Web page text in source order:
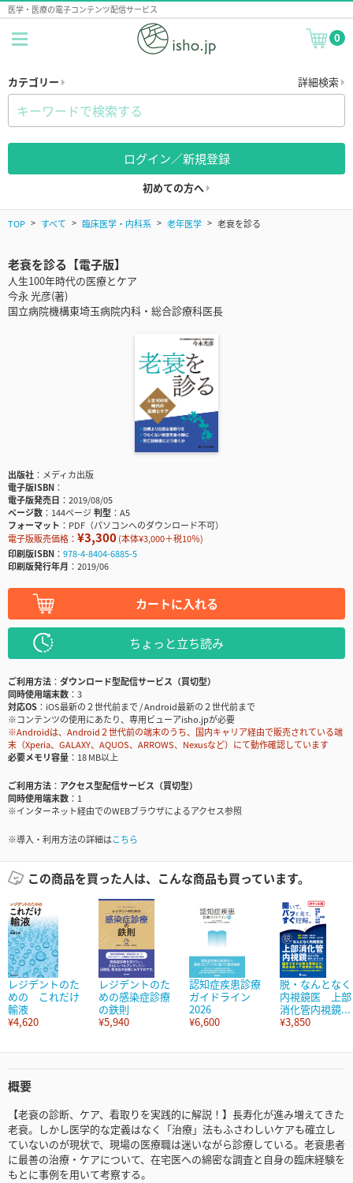
医学・医療の電子コンテンツ配信サービス
0
カテゴリー 詳細検索
ログイン／新規登録
初めての方へ
TOP すべて 臨床医学・内科系 老年医学 老衰を診る
老衰を診る【電子版】
人生100年時代の医療とケア
今永 光彦(著)
国立病院機構東埼玉病院内科・総合診療科医長
出版社
メディカ出版
電子版ISBN
電子版発売日
2019/08/05
ページ数
144ページ判型
A5
フォーマット
PDF（パソコンへのダウンロード不可）
電子版販売価格： ¥3,300(本体¥3,000＋税10％)
印刷版ISBN
978-4-8404-6885-5
印刷版発行年月
2019/06
カートに入れる
ちょっと立ち読み
ご利用方法
ダウンロード型配信サービス（買切型）
同時使用端末数
3
対応OS
iOS最新の２世代前まで / Android最新の２世代前まで
※コンテンツの使用にあたり、専用ビューアisho.jpが必要
※Androidは、Android２世代前の端末のうち、国内キャリア経由で販売されている端
末（Xperia、GALAXY、AQUOS、ARROWS、Nexusなど）にて動作確認しています
必要メモリ容量
18 MB以上
ご利用方法
アクセス型配信サービス（買切型）
同時使用端末数
1
※インターネット経由でのWEBブラウザによるアクセス参照
※導入・利用方法の詳細はこちら
この商品を買った人は、こんな商品も買っています。
レジデントのた
めの これだけ
輸液
¥4,620
レジデントのた
めの感染症診療
の鉄則
¥5,940
認知症疾患診療
ガイドライン
2026
¥6,600
脱・なんとなく
内視鏡医 上部
消化管内視鏡...
¥3,850
概要
【老衰の診断、ケア、看取りを実践的に解説！】長寿化が進み増えてきた
老衰。しかし医学的な定義はなく「治療」法もふさわしいケアも確立し
ていないのが現状で、現場の医療職は迷いながら診療している。老衰患者
に最善の治療・ケアについて、在宅医への綿密な調査と自身の臨床経験を
もとに事例を用いて考察する。